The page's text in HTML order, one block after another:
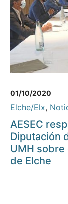
01/10/2020
Elche/Elx,
AESEC
Diputación
UMH
de Elche